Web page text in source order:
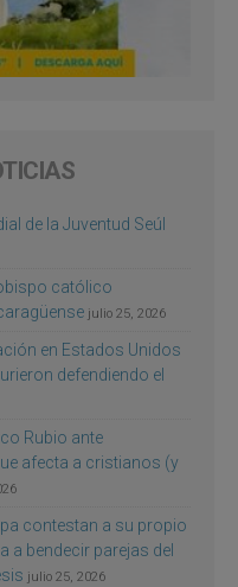
de la Juventud Seúl
católico
julio 25, 2026
en Estados Unidos
defendiendo el
Rubio ante
afecta a cristianos (y
contestan a su propio
a bendecir parejas del
julio 25, 2026